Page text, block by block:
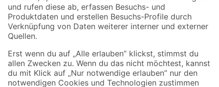
Zahlungsarten Versandarten
Sicher einkaufen
Jetzt die toom-App herunterladen